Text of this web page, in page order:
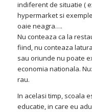
indiferent de situatie (
hypermarket si
oaie neagra….
Nu conteaza ca la
fiind, nu conteaza
sau oriunde nu poate
economia nationala.
rau.
In acelasi timp, scoala
educatie, in care eu